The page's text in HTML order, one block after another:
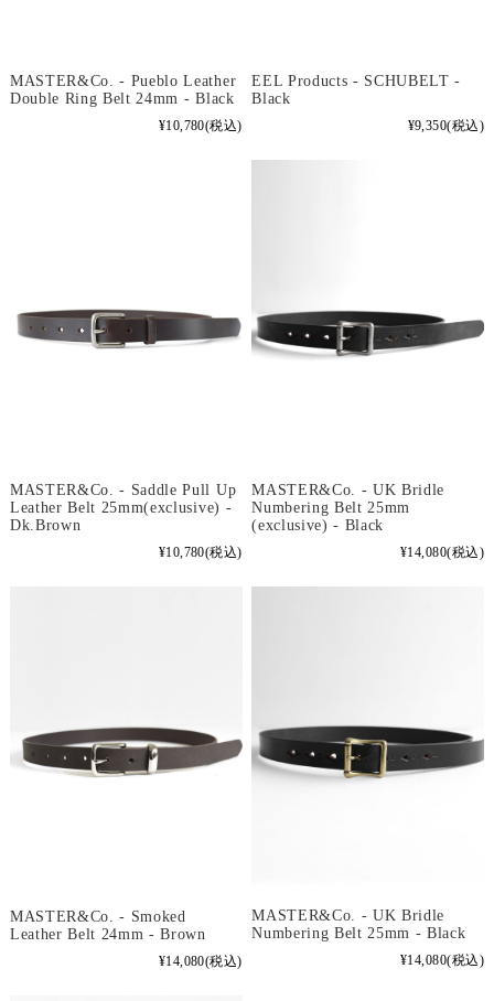
MASTER&Co. - Pueblo Leather
Double Ring Belt 24mm - Black
¥10,780(税込)
EEL Products - SCHUBELT -
Black
¥9,350(税込)
MASTER&Co. - Saddle Pull Up
Leather Belt 25mm(exclusive) -
Dk.Brown
¥10,780(税込)
MASTER&Co. - UK Bridle
Numbering Belt 25mm
(exclusive) - Black
¥14,080(税込)
MASTER&Co. - Smoked
Leather Belt 24mm - Brown
¥14,080(税込)
MASTER&Co. - UK Bridle
Numbering Belt 25mm - Black
¥14,080(税込)